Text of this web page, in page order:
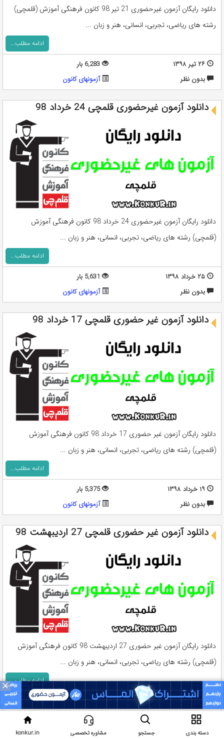
دسته بندی جستجو مشاوره تخصصی konkur.in
×
دانلود رایگان آزمون غیرحضوری 21 تیر 98 کانون فرهنگی آموزش (قلمچی)
رشته های ریاضی، تجربی، انسانی، هنر و زبان ...
ادامه مطلب...
۲۶ تیر ۱۳۹۸
6,283 بار
بدون نظر
آزمونهای کانون
دانلود آزمون غیرحضوری قلمچی 24 خرداد 98
دانلود رایگان آزمون غیرحضوری 24 خرداد 98 کانون فرهنگی آموزش
(قلمچی) رشته های ریاضی، تجربی، انسانی، هنر و زبان ...
ادامه مطلب...
۲۵ خرداد ۱۳۹۸
5,631 بار
بدون نظر
آزمونهای کانون
دانلود آزمون غیر حضوری قلمچی 17 خرداد 98
دانلود رایگان آزمون غیر حضوری 17 خرداد 98 کانون فرهنگی آموزش
(قلمچی) رشته های ریاضی، تجربی، انسانی، هنر و زبان ...
ادامه مطلب...
۱۹ خرداد ۱۳۹۸
5,375 بار
بدون نظر
آزمونهای کانون
دانلود آزمون غیر حضوری قلمچی 27 اردیبهشت 98
دانلود رایگان آزمون غیر حضوری 27 اردیبهشت 98 کانون فرهنگی آموزش
(قلمچی) رشته های ریاضی، تجربی، انسانی، هنر و زبان ...
ادامه مطلب...
۲۸ اردیبهشت ۱۳۹۸
5,156 بار
يک نظر
آزمونهای کانون